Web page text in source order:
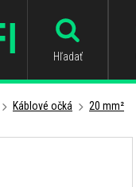
Hľadať
Káblové očká 20 mm²